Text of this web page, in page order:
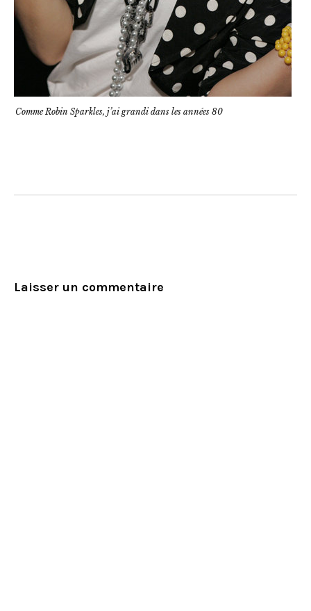
Comme Robin Sparkles, j’ai grandi dans les années 80
Laisser un commentaire